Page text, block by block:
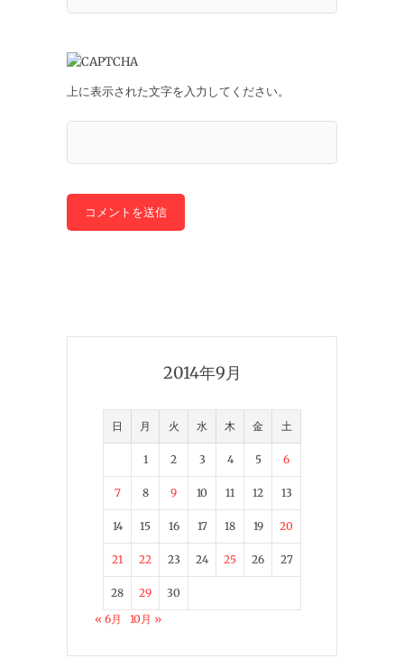
上に表示された文字を入力してください。
2014年9月
日 月 火 水 木 金 土
1 2 3 4 5 6
7 8 9 10 11 12 13
14 15 16 17 18 19 20
21 22 23 24 25 26 27
28 29
30
« 6月
10月 »